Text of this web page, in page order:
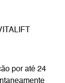
por até 24